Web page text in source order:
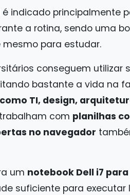
é indicado principalmente
a rotina, sendo uma
para estudar.
conseguem utilizar
bastante a vida na
TI, design,
com planilhas
no navegador
um notebook Dell i7
suficiente para executar